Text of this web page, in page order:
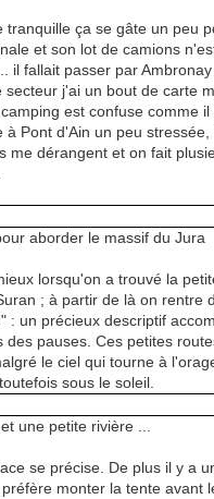
tranquille ça se gâte un peu
et son lot de camions
il fallait passer par
secteur j'ai un bout de carte
est confuse comme
à Pont d'Ain un peu
me dérangent et on fait
aborder le massif du Jura
lorsqu'on a trouvé la
; à partir de là on rentre
: un précieux descriptif
des pauses. Ces petites
le ciel qui tourne à
sous le soleil.
une petite rivière ...
se précise. De plus il y a
monter la tente avant